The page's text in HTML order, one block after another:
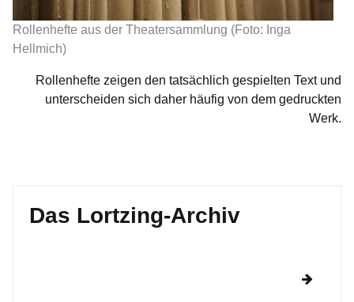
Rollenhefte aus der Theatersammlung (Foto: Inga
Hellmich)
Rollenhefte zeigen den tatsächlich gespielten Text und
unterscheiden sich daher häufig von dem gedruckten
Werk.
Das Lortzing-Archiv